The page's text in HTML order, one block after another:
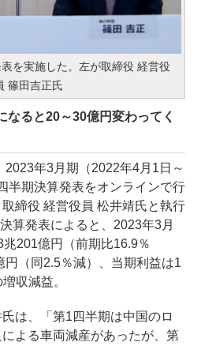
を実施した。左が取締役 経営役
篠田吉正氏
なると20～30億円変わってく
年3月期（2022年4月1日～
半期決算発表をオンラインで行
締役 経営役員 松井靖氏と執行
算発表によると、2023年3月
201億円（前期比16.9％
（同2.5％減）、当期利益は1
収減益。
は、「第1四半期は中国のロ
よる車両減産があったが、第